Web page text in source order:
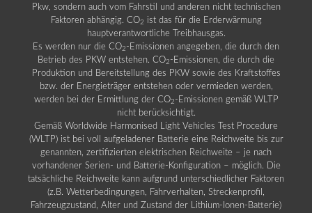
Pkw, sondern auch vom Fahrstil und anderen nicht technischen
Faktoren abhängig. CO2 ist das für die Erderwärmung
hauptverantwortliche Treibhausgas.
Es werden nur die CO2 -Emissionen angegeben, die durch den
Betrieb des PKW entstehen. CO2 -Emissionen, die durch die
Produktion und Bereitstellung des PKW sowie des Kraftstoffes
bzw. der Energieträger entstehen oder vermieden werden,
werden bei der Ermittlung der CO2 -Emissionen gemäß WLTP
nicht berücksichtigt.
Gemäß Worldwide Harmonised Light Vehicles Test Procedure
(WLTP) ist bei voll aufgeladener Batterie eine Reichweite bis zur
genannten, zertifizierten elektrischen Reichweite – je nach
vorhandener Serien- und Batterie-Konfiguration – möglich. Die
tatsächliche Reichweite kann aufgrund unterschiedlicher Faktoren
(z.B. Wetterbedingungen, Fahrverhalten, Streckenprofil,
Fahrzeugzustand, Alter und Zustand der Lithium-Ionen-Batterie)